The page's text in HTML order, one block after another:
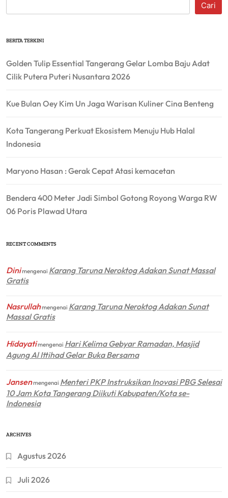
Cari
BERITA TERKINI
Golden Tulip Essential Tangerang Gelar Lomba Baju Adat
Cilik Putera Puteri Nusantara 2026
Kue Bulan Oey Kim Un Jaga Warisan Kuliner Cina Benteng
Kota Tangerang Perkuat Ekosistem Menuju Hub Halal
Indonesia
Maryono Hasan : Gerak Cepat Atasi kemacetan
Bendera 400 Meter Jadi Simbol Gotong Royong Warga RW
06 Poris Plawad Utara
RECENT COMMENTS
Dinimengenai Karang Taruna Neroktog Adakan Sunat Massal
Gratis
Nasrullahmengenai Karang Taruna Neroktog Adakan Sunat
Massal Gratis
Hidayatimengenai Hari Kelima Gebyar Ramadan, Masjid
Agung Al Ittihad Gelar Buka Bersama
Jansenmengenai Menteri PKP Instruksikan Inovasi PBG Selesai
10 Jam Kota Tangerang Diikuti Kabupaten/Kota se-
Indonesia
ARCHIVES
Agustus 2026
Juli 2026